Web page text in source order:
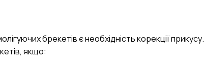
брекетів є необхідність корекції прикусу.
якщо: